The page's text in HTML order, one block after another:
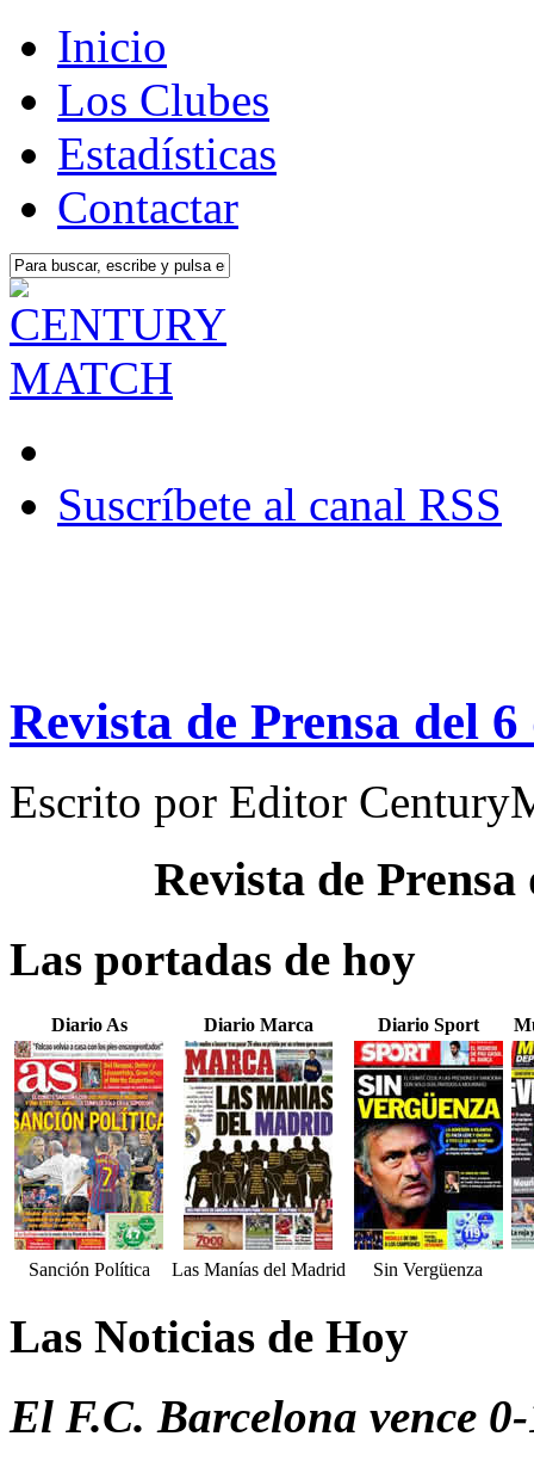
Inicio
Los Clubes
Estadísticas
Contactar
Suscríbete al canal RSS
Revista de Prensa del
Escrito por Editor
Revista de
Las portadas de hoy
Diario As Diario Marca Diario Sport
Sanción Política Las Manías del Madrid Sin Vergüenza
Las Noticias de Hoy
El F.C. Barcelona vence